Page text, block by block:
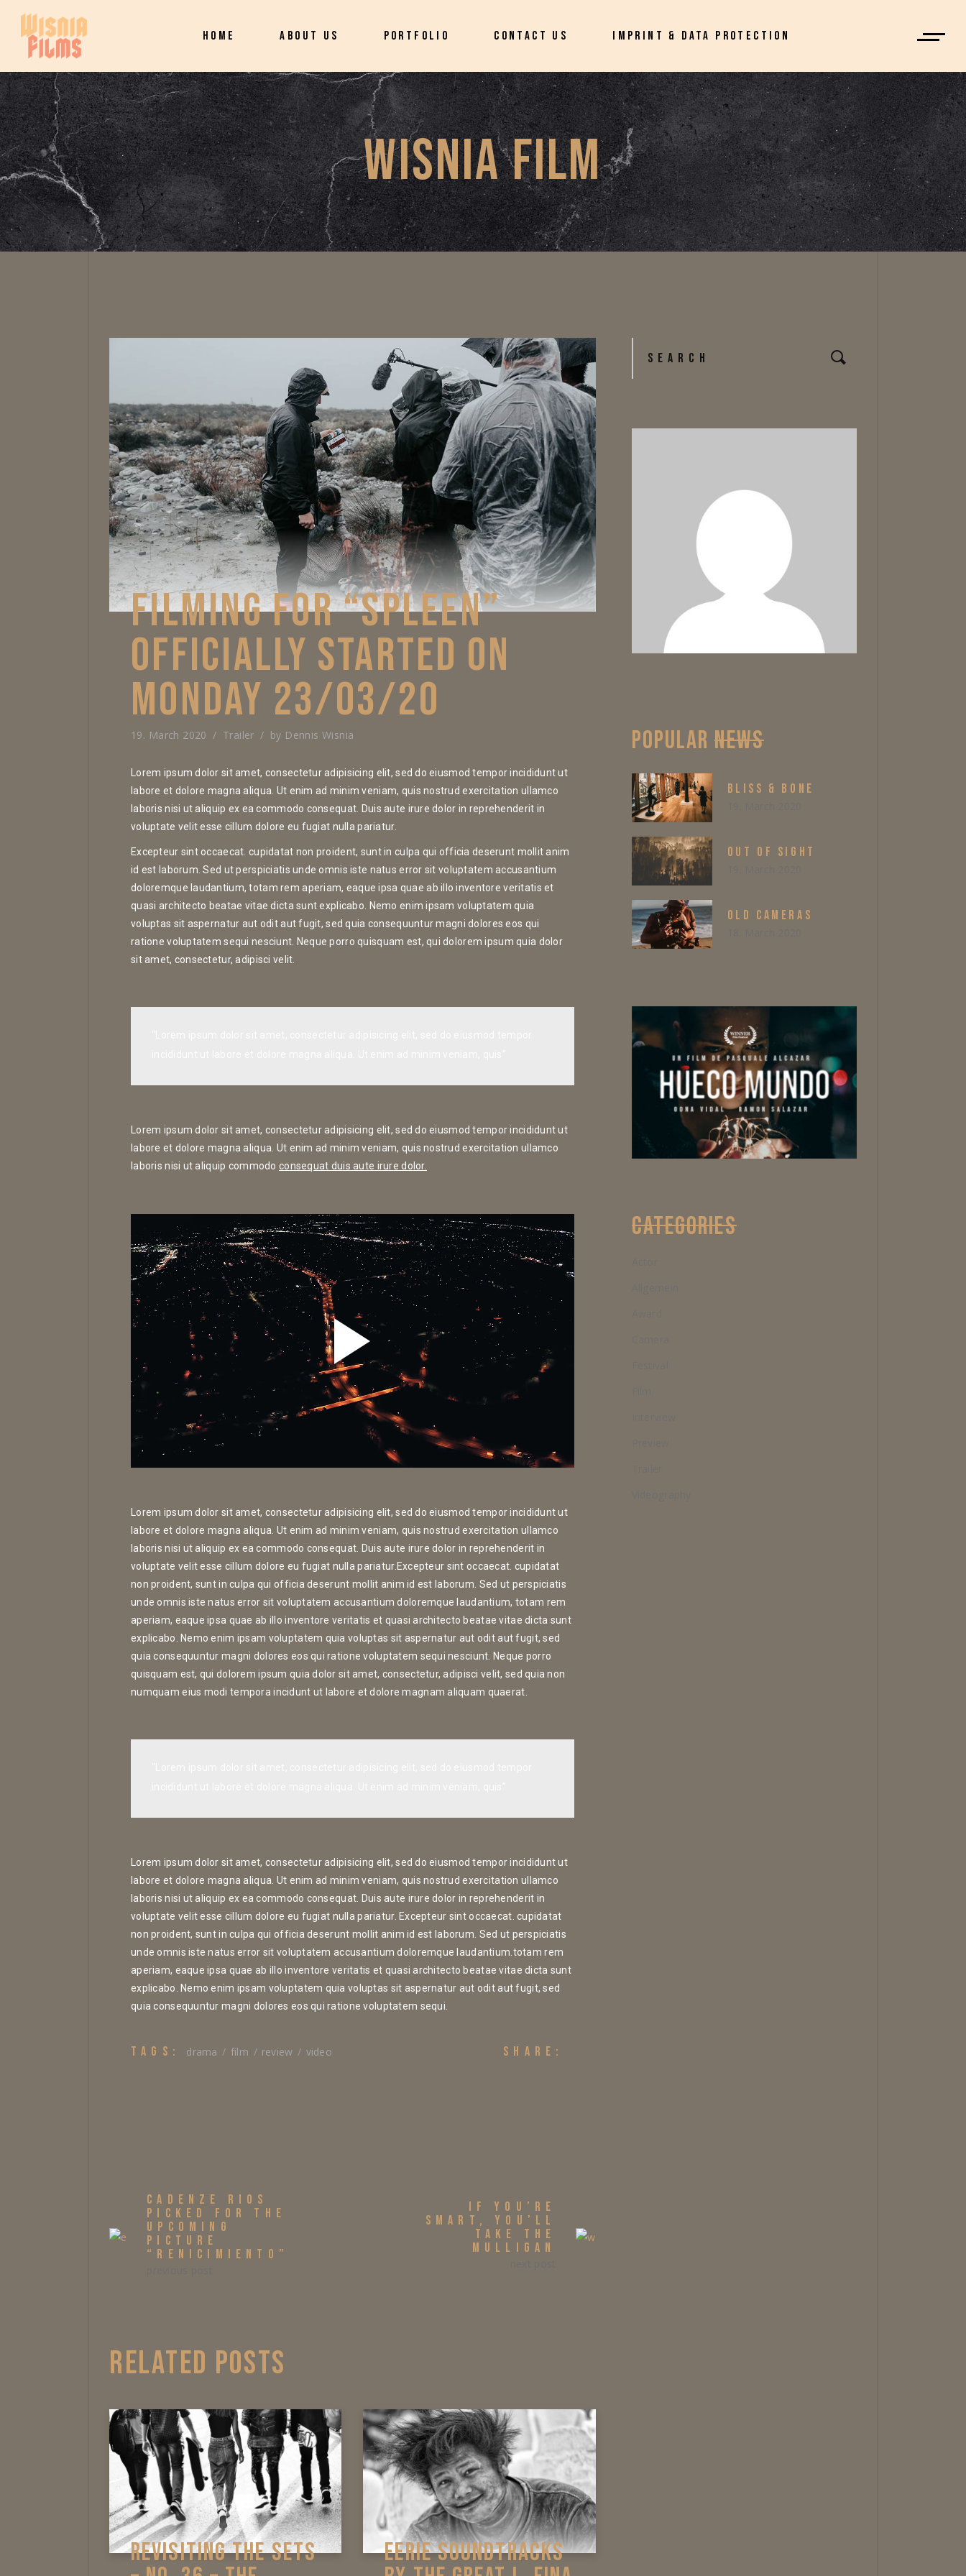
HOME ABOUT US PORTFOLIO CONTACT US IMPRINT & DATA PROTECTION
WISNIA FILM
FILMING FOR “SPLEEN”
OFFICIALLY STARTED ON
MONDAY 23/03/20
19. March 2020 Trailer by Dennis Wisnia
Lorem ipsum dolor sit amet, consectetur adipisicing elit, sed do eiusmod tempor incididunt ut
labore et dolore magna aliqua. Ut enim ad minim veniam, quis nostrud exercitation ullamco
laboris nisi ut aliquip ex ea commodo consequat. Duis aute irure dolor in reprehenderit in
voluptate velit esse cillum dolore eu fugiat nulla pariatur.
Excepteur sint occaecat. cupidatat non proident, sunt in culpa qui officia deserunt mollit anim
id est laborum. Sed ut perspiciatis unde omnis iste natus error sit voluptatem accusantium
doloremque laudantium, totam rem aperiam, eaque ipsa quae ab illo inventore veritatis et
quasi architecto beatae vitae dicta sunt explicabo. Nemo enim ipsam voluptatem quia
voluptas sit aspernatur aut odit aut fugit, sed quia consequuntur magni dolores eos qui
ratione voluptatem sequi nesciunt. Neque porro quisquam est, qui dolorem ipsum quia dolor
sit amet, consectetur, adipisci velit.
Lorem ipsum dolor sit amet, consectetur adipisicing elit, sed do eiusmod tempor incididunt ut
labore et dolore magna aliqua. Ut enim ad minim veniam, quis nostrud exercitation ullamco
laboris nisi ut aliquip commodo consequat duis aute irure dolor.
Lorem ipsum dolor sit amet, consectetur adipisicing elit, sed do eiusmod tempor incididunt ut
labore et dolore magna aliqua. Ut enim ad minim veniam, quis nostrud exercitation ullamco
laboris nisi ut aliquip ex ea commodo consequat. Duis aute irure dolor in reprehenderit in
voluptate velit esse cillum dolore eu fugiat nulla pariatur.Excepteur sint occaecat. cupidatat
non proident, sunt in culpa qui officia deserunt mollit anim id est laborum. Sed ut perspiciatis
unde omnis iste natus error sit voluptatem accusantium doloremque laudantium, totam rem
aperiam, eaque ipsa quae ab illo inventore veritatis et quasi architecto beatae vitae dicta sunt
explicabo. Nemo enim ipsam voluptatem quia voluptas sit aspernatur aut odit aut fugit, sed
quia consequuntur magni dolores eos qui ratione voluptatem sequi nesciunt. Neque porro
quisquam est, qui dolorem ipsum quia dolor sit amet, consectetur, adipisci velit, sed quia non
numquam eius modi tempora incidunt ut labore et dolore magnam aliquam quaerat.
Lorem ipsum dolor sit amet, consectetur adipisicing elit, sed do eiusmod tempor incididunt ut
labore et dolore magna aliqua. Ut enim ad minim veniam, quis nostrud exercitation ullamco
laboris nisi ut aliquip ex ea commodo consequat. Duis aute irure dolor in reprehenderit in
voluptate velit esse cillum dolore eu fugiat nulla pariatur. Excepteur sint occaecat. cupidatat
non proident, sunt in culpa qui officia deserunt mollit anim id est laborum. Sed ut perspiciatis
unde omnis iste natus error sit voluptatem accusantium doloremque laudantium.totam rem
aperiam, eaque ipsa quae ab illo inventore veritatis et quasi architecto beatae vitae dicta sunt
explicabo. Nemo enim ipsam voluptatem quia voluptas sit aspernatur aut odit aut fugit, sed
quia consequuntur magni dolores eos qui ratione voluptatem sequi.
TAGS: drama film review video SHARE:
CADENZE RIOS
PICKED FOR THE
UPCOMING
PICTURE
“RENICIMIENTO”
IF YOU’RE
SMART, YOU’LL
TAKE THE
MULLIGAN
RELATED POSTS
REVISITING THE SETS EERIE SOUNDTRACKS
POPULARNEWS
BLISS & BONE
OUT OF SIGHT
OLD CAMERAS
CATEGORIES